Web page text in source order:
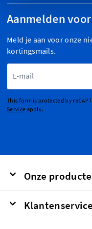
Aanmelden
Meld je aan voor onze
kortingsmails.
This form is protected by
Service apply.
Onze
Klantenservice